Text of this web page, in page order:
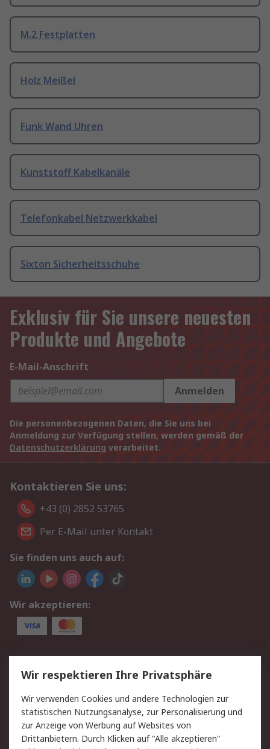
M.2 Festplatten
Holz Meißel
Funk Wand Uhren
Kunststoff Kabelkanäle
Telefonkabel Netzwerkkabel
Sixton Sicherheitsschuhe
Exklusiv für Sie unsere neuesten
Produkte und Angebote
E-Mail-Anschrift
Anmelden
Die personenbezogenen Daten, die Sie uns bei
Anmeldung zur Verfügung stellen, werden gemäß der
Datenschutzerklärung verarbeitet.
Kontaktieren Sie uns:
+43 (0) 2852 53765
Per E-Mail unter Kontakt
Sie finden uns auch auf:
Wir akzeptieren:
Service
Value Added Services
Lieferlösungen
Rücksendung/Entsorgung Kontakt
Hilfe
Wir respektieren Ihre Privatsphäre
Wir verwenden Cookies und andere Technologien zur
statistischen Nutzungsanalyse, zur Personalisierung und
zur Anzeige von Werbung auf Websites von
Drittanbietern. Durch Klicken auf "Alle akzeptieren"